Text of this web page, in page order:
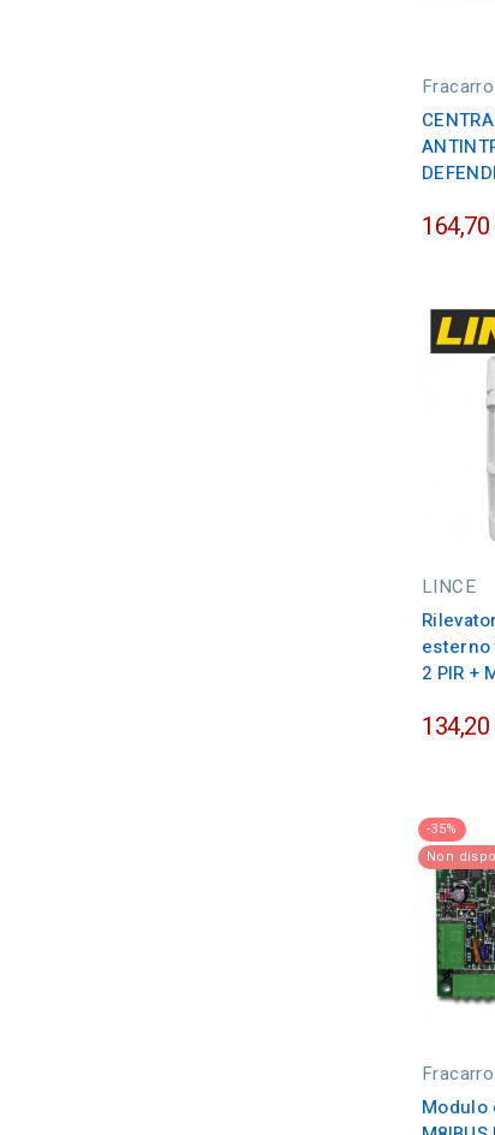
Fracarro
LINCE
2 PIR +
-35%
Non
Fracarro